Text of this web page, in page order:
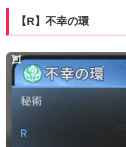
【R】不幸の環